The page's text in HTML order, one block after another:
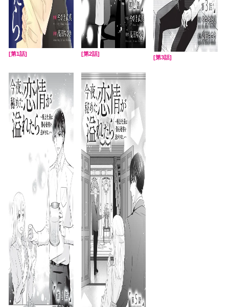
[第1話] [第2話]
[第3話]